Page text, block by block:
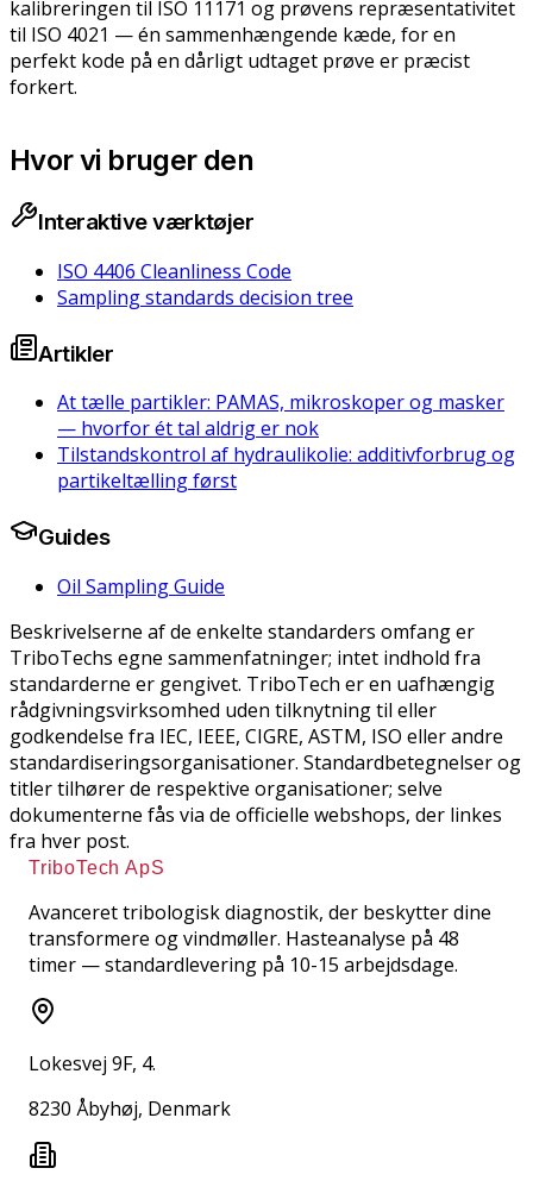
kalibreringen til ISO 11171 og prøvens repræsentativitet
til ISO 4021 — én sammenhængende kæde, for en
perfekt kode på en dårligt udtaget prøve er præcist
forkert.
Hvor vi bruger den
Interaktive værktøjer
ISO 4406 Cleanliness Code
Sampling standards decision tree
Artikler
At tælle partikler: PAMAS, mikroskoper og masker
— hvorfor ét tal aldrig er nok
Tilstandskontrol af hydraulikolie: additivforbrug og
partikeltælling først
Guides
Oil Sampling Guide
Beskrivelserne af de enkelte standarders omfang er
TriboTechs egne sammenfatninger; intet indhold fra
standarderne er gengivet. TriboTech er en uafhængig
rådgivningsvirksomhed uden tilknytning til eller
godkendelse fra IEC, IEEE, CIGRE, ASTM, ISO eller andre
standardiseringsorganisationer. Standardbetegnelser og
titler tilhører de respektive organisationer; selve
dokumenterne fås via de officielle webshops, der linkes
fra hver post.
TriboTech ApS
Avanceret tribologisk diagnostik, der beskytter dine
transformere og vindmøller. Hasteanalyse på 48
timer — standardlevering på 10-15 arbejdsdage.
Lokesvej 9F, 4.
8230 Åbyhøj, Denmark